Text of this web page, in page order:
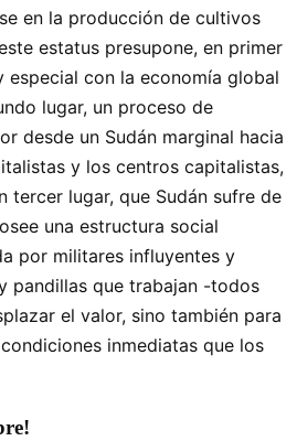
en la producción de cultivos
estatus presupone, en primer
especial con la economía global
lugar, un proceso de
desde un Sudán marginal hacia
y los centros capitalistas,
tercer lugar, que Sudán sufre de
una estructura social
por militares influyentes y
pandillas que trabajan -todos
el valor, sino también para
inmediatas que los